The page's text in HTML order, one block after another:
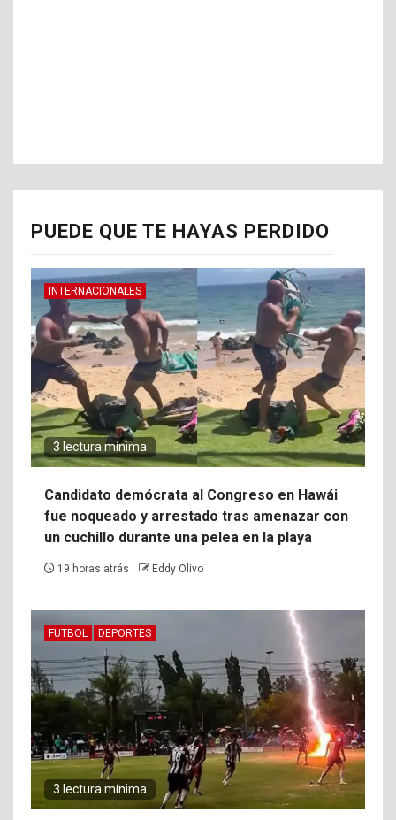
PUEDE QUE TE HAYAS PERDIDO
INTERNACIONALES
3 lectura mínima
Candidato demócrata al Congreso en Hawái
fue noqueado y arrestado tras amenazar con
un cuchillo durante una pelea en la playa
19 horas atrás Eddy Olivo
FUTBOL DEPORTES
3 lectura mínima